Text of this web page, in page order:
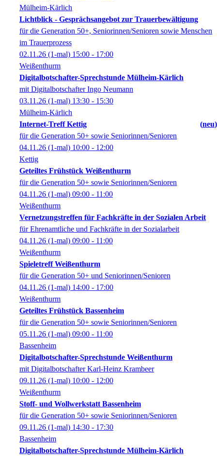
Mülheim-Kärlich
Lichtblick - Gesprächsangebot zur Trauerbewältigung
für die Generation 50+, Seniorinnen/Senioren sowie Menschen
im Trauerprozess
02.11.26 (1-mal) 15:00 - 17:00
Weißenthurm
Digitalbotschafter-Sprechstunde Mülheim-Kärlich
mit Digitalbotschafter Ingo Neumann
03.11.26 (1-mal) 13:30 - 15:30
Mülheim-Kärlich
Internet-Treff Kettig
neu
für die Generation 50+ sowie Seniorinnen/Senioren
04.11.26 (1-mal) 10:00 - 12:00
Kettig
Geteiltes Frühstück Weißenthurm
für die Generation 50+ sowie Seniorinnen/Senioren
04.11.26 (1-mal) 09:00 - 11:00
Weißenthurm
Vernetzungstreffen für Fachkräfte in der Sozialen Arbeit
für Ehrenamtliche und Fachkräfte in der Sozialarbeit
04.11.26 (1-mal) 09:00 - 11:00
Weißenthurm
Spieletreff Weißenthurm
für die Generation 50+ und Seniorinnen/Senioren
04.11.26 (1-mal) 14:00 - 17:00
Weißenthurm
Geteiltes Frühstück Bassenheim
für die Generation 50+ sowie Seniorinnen/Senioren
05.11.26 (1-mal) 09:00 - 11:00
Bassenheim
Digitalbotschafter-Sprechstunde Weißenthurm
mit Digitalbotschafter Karl-Heinz Krambeer
09.11.26 (1-mal) 10:00 - 12:00
Weißenthurm
Stoff- und Wollwerkstatt Bassenheim
für die Generation 50+ sowie Seniorinnen/Senioren
09.11.26 (1-mal) 14:30 - 17:30
Bassenheim
Digitalbotschafter-Sprechstunde Mülheim-Kärlich